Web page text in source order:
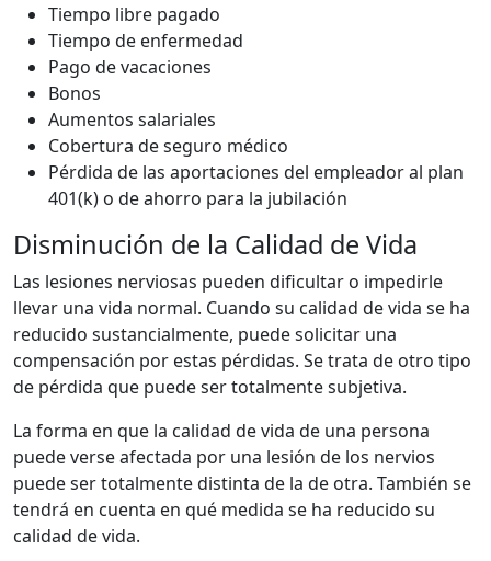
Tiempo libre pagado
Tiempo de enfermedad
Pago de vacaciones
Bonos
Aumentos salariales
Cobertura de seguro médico
Pérdida de las aportaciones del empleador al plan
401(k) o de ahorro para la jubilación
Disminución de la Calidad de Vida
Las lesiones nerviosas pueden dificultar o impedirle
llevar una vida normal. Cuando su calidad de vida se ha
reducido sustancialmente, puede solicitar una
compensación por estas pérdidas. Se trata de otro tipo
de pérdida que puede ser totalmente subjetiva.
La forma en que la calidad de vida de una persona
puede verse afectada por una lesión de los nervios
puede ser totalmente distinta de la de otra. También se
tendrá en cuenta en qué medida se ha reducido su
calidad de vida.